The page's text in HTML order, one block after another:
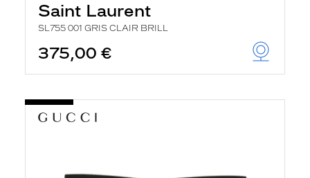
Saint Laurent
SL755 001 GRIS CLAIR BRILL
375,00 €